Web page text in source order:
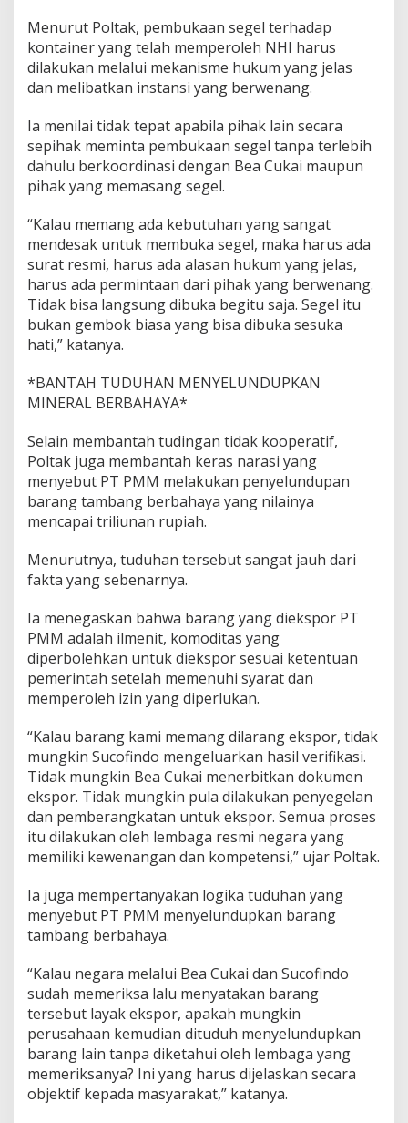
Menurut Poltak, pembukaan segel terhadap
kontainer yang telah memperoleh NHI harus
dilakukan melalui mekanisme hukum yang jelas
dan melibatkan instansi yang berwenang.
Ia menilai tidak tepat apabila pihak lain secara
sepihak meminta pembukaan segel tanpa terlebih
dahulu berkoordinasi dengan Bea Cukai maupun
pihak yang memasang segel.
“Kalau memang ada kebutuhan yang sangat
mendesak untuk membuka segel, maka harus ada
surat resmi, harus ada alasan hukum yang jelas,
harus ada permintaan dari pihak yang berwenang.
Tidak bisa langsung dibuka begitu saja. Segel itu
bukan gembok biasa yang bisa dibuka sesuka
hati,” katanya.
*BANTAH TUDUHAN MENYELUNDUPKAN
MINERAL BERBAHAYA*
Selain membantah tudingan tidak kooperatif,
Poltak juga membantah keras narasi yang
menyebut PT PMM melakukan penyelundupan
barang tambang berbahaya yang nilainya
mencapai triliunan rupiah.
Menurutnya, tuduhan tersebut sangat jauh dari
fakta yang sebenarnya.
Ia menegaskan bahwa barang yang diekspor PT
PMM adalah ilmenit, komoditas yang
diperbolehkan untuk diekspor sesuai ketentuan
pemerintah setelah memenuhi syarat dan
memperoleh izin yang diperlukan.
“Kalau barang kami memang dilarang ekspor, tidak
mungkin Sucofindo mengeluarkan hasil verifikasi.
Tidak mungkin Bea Cukai menerbitkan dokumen
ekspor. Tidak mungkin pula dilakukan penyegelan
dan pemberangkatan untuk ekspor. Semua proses
itu dilakukan oleh lembaga resmi negara yang
memiliki kewenangan dan kompetensi,” ujar Poltak.
Ia juga mempertanyakan logika tuduhan yang
menyebut PT PMM menyelundupkan barang
tambang berbahaya.
“Kalau negara melalui Bea Cukai dan Sucofindo
sudah memeriksa lalu menyatakan barang
tersebut layak ekspor, apakah mungkin
perusahaan kemudian dituduh menyelundupkan
barang lain tanpa diketahui oleh lembaga yang
memeriksanya? Ini yang harus dijelaskan secara
objektif kepada masyarakat,” katanya.